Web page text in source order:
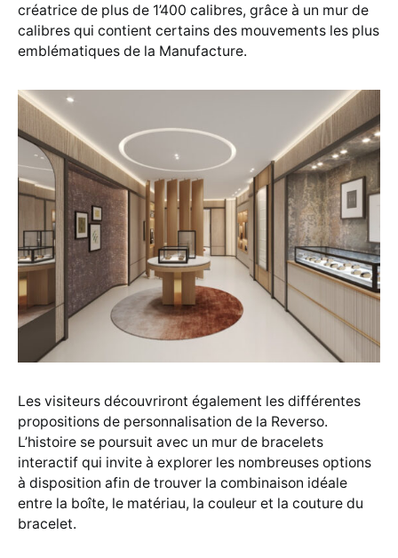
créatrice de plus de 1’400 calibres, grâce à un mur de
calibres qui contient certains des mouvements les plus
emblématiques de la Manufacture.
Les visiteurs découvriront également les différentes
propositions de personnalisation de la Reverso.
L’histoire se poursuit avec un mur de bracelets
interactif qui invite à explorer les nombreuses options
à disposition afin de trouver la combinaison idéale
entre la boîte, le matériau, la couleur et la couture du
bracelet.